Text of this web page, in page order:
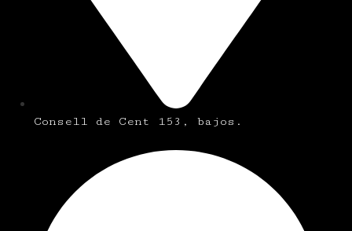
Consell de Cent 153, bajos.